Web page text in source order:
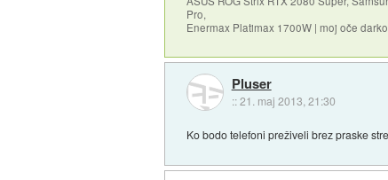
Pro,
Enermax Platimax 1700W | moj oče
Pluser
::21. maj 2013, 21:30
Ko bodo telefoni preživeli brez praske